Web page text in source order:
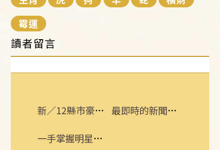
霉運
讀者留言
新／12縣市豪、大雨炸到入夜 3地區大豪雨 最即時的新聞話題 追蹤訂閱三立新聞網
一手掌握明星動態 即刻下載娛樂星聞APP